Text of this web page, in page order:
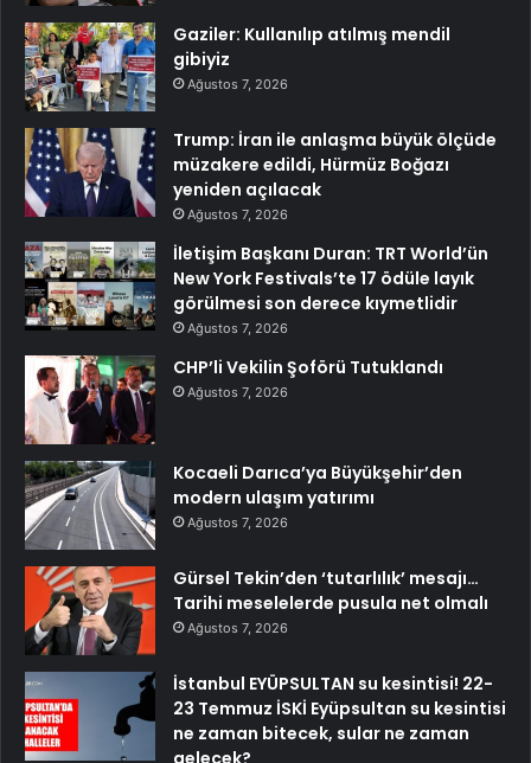
Gaziler: Kullanılıp atılmış mendil
gibiyiz
Ağustos 7, 2026
Trump: İran ile anlaşma büyük ölçüde
müzakere edildi, Hürmüz Boğazı
yeniden açılacak
Ağustos 7, 2026
İletişim Başkanı Duran: TRT World’ün
New York Festivals’te 17 ödüle layık
görülmesi son derece kıymetlidir
Ağustos 7, 2026
CHP’li Vekilin Şoförü Tutuklandı
Ağustos 7, 2026
Kocaeli Darıca’ya Büyükşehir’den
modern ulaşım yatırımı
Ağustos 7, 2026
Gürsel Tekin’den ‘tutarlılık’ mesajı…
Tarihi meselelerde pusula net olmalı
Ağustos 7, 2026
İstanbul EYÜPSULTAN su kesintisi! 22-
23 Temmuz İSKİ Eyüpsultan su kesintisi
ne zaman bitecek, sular ne zaman